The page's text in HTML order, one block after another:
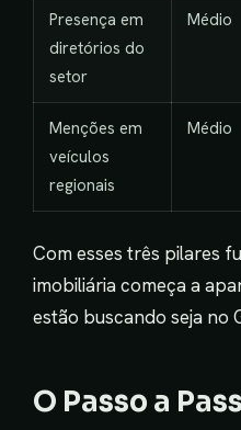
Presença em
diretórios do
setor
Médio
Menções em
veículos
regionais
Médio
Com esses três pilares
imobiliária começa a
estão buscando seja no
O Passo a